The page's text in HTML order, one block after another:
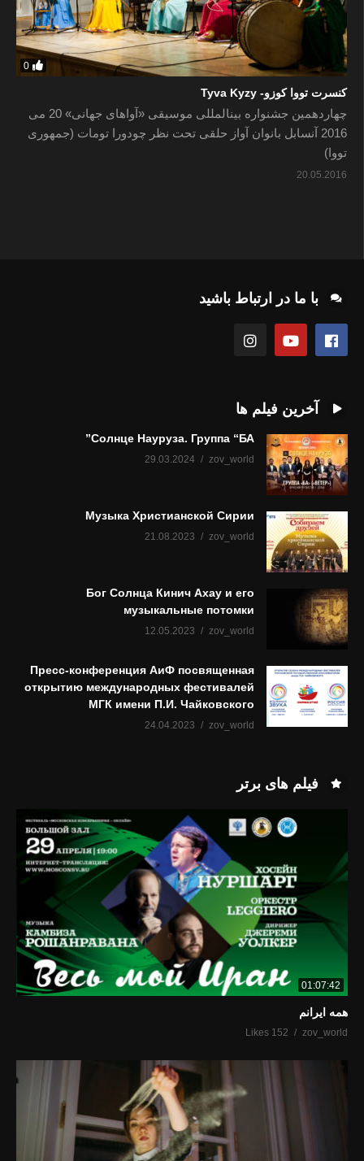
0
کنسرت تووا کوزو- Tyva Kyzy
چهاردهمین جشنواره بین­المللی موسیقی «آواهای جهانی» 20 می
2016 آنسابل بانوان آواز حلقی تحت نظر چودورا تومات (جمهوری
تووا)
20.05.2016
با ما در ارتباط باشید
آخرین فیلم ها
Солнце Науруза. Группа “БА”
zov_world
29.03.2024
Музыка Христианской Сирии
zov_world
21.08.2023
Бог Солнца Кинич Ахау и его
музыкальные потомки
zov_world
12.05.2023
Пресс-конференция АиФ посвященная
открытию международных фестивалей
МГК имени П.И. Чайковского
zov_world
24.04.2023
فیلم های برتر
01:07:42
همه ایرانم
zov_world
152 Likes